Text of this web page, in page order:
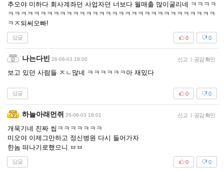
추오야 미하다 회사계좌던 사업자던 너보다 월매출 많이굴리네 ㅋㅋㅋㅋ
ㅋㅋㅋㅋㅋㅋㅋㅋㅋㅋㅋㅋㅋㅋㅋㅋㅋㅋㅋㅋㅋㅋㅋㅋㅋㅋㅋㅋㅋㅋㅋㅋ
ㅋㅈ되써오빠!
답글 0
0
나는다빈 26-06-03 18:00 신고 | 공감 확인
보고 있던 사람들 ㅈㄴ많네 ㅋㅋㅋㅋㅋㅋ아 재밌다
답글 0
0
하늘아래먼쥐 26-06-03 18:01 신고 | 공감 확인
개욱기네 진짜 씹ㅋㅋㅋㅋㅋㅋㅋ
미오야 이제그만하고 정신병원 다시 들어가자
한놈 떠나기로했으니 ㅂㅂ
답글 0
0